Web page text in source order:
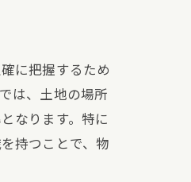
に把握するため
は、土地の場所
なります。特に
持つことで、物